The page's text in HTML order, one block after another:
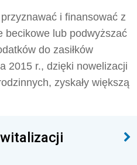
i finansować z
becikowe lub podwyższać
do zasiłków
2015 r., dzięki nowelizacji
zyskały większą